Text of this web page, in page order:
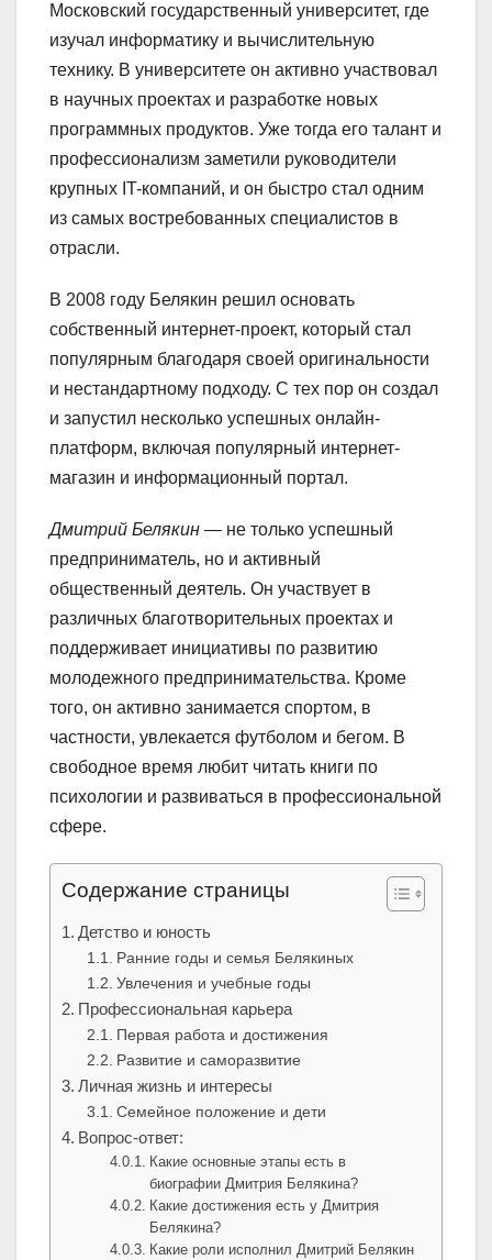
Московский государственный университет, где
изучал информатику и вычислительную
технику. В университете он активно участвовал
в научных проектах и разработке новых
программных продуктов. Уже тогда его талант и
профессионализм заметили руководители
крупных IT-компаний, и он быстро стал одним
из самых востребованных специалистов в
отрасли.
В 2008 году Белякин решил основать
собственный интернет-проект, который стал
популярным благодаря своей оригинальности
и нестандартному подходу. С тех пор он создал
и запустил несколько успешных онлайн-
платформ, включая популярный интернет-
магазин и информационный портал.
Дмитрий Белякин — не только успешный
предприниматель, но и активный
общественный деятель. Он участвует в
различных благотворительных проектах и
поддерживает инициативы по развитию
молодежного предпринимательства. Кроме
того, он активно занимается спортом, в
частности, увлекается футболом и бегом. В
свободное время любит читать книги по
психологии и развиваться в профессиональной
сфере.
Содержание страницы
Детство и юность
Ранние годы и семья Белякиных
Увлечения и учебные годы
Профессиональная карьера
Первая работа и достижения
Развитие и саморазвитие
Личная жизнь и интересы
Семейное положение и дети
Вопрос-ответ:
Какие основные этапы есть в
биографии Дмитрия Белякина?
Какие достижения есть у Дмитрия
Белякина?
Какие роли исполнил Дмитрий Белякин